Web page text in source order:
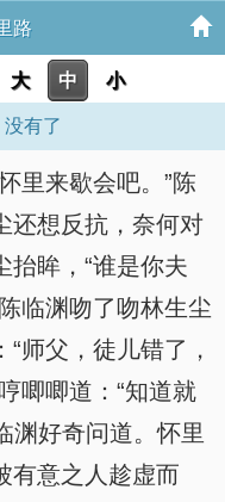
路
大 中 小
没有了
里来歇会吧。”陈
还想反抗，奈何对
抬眸，“谁是你夫
临渊吻了吻林生尘
师父，徒儿错了，
唧唧道：“知道就
渊好奇问道。怀里
有意之人趁虚而